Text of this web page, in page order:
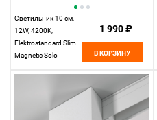
Светильник 10 см,
12W, 4200K,
Elektrostandard Slim
Magnetic Solo
1 990 ₽
В КОРЗИНУ